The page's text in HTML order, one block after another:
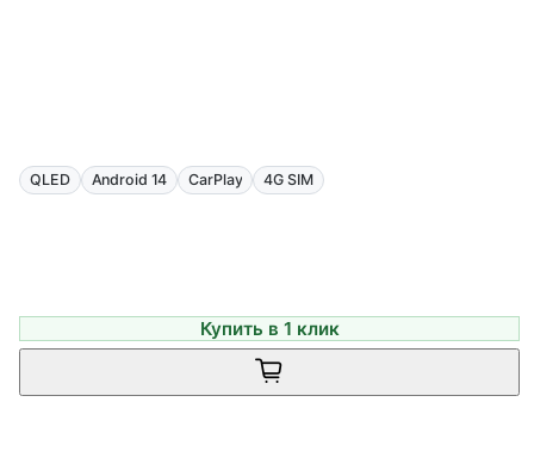
QLED Android 14 CarPlay 4G SIM
Купить в 1 клик